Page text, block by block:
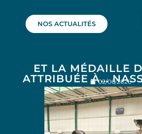
NOS ACTUALITÉS
ET LA MÉDAILLE
ATTRIBUÉE À…02/06/2026